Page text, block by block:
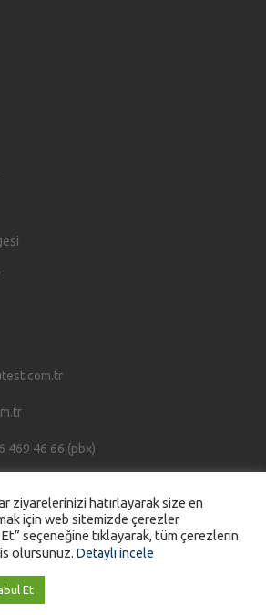
469 46 66 (pbx)
ziyarelerinizi hatırlayarak size en
için web sitemizde çerezler
seçeneğine tıklayarak, tüm çerezlerin
olursunuz. Detaylı incele
Et